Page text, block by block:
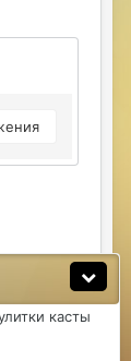
04/26 10:53 AM
26 11:33 AM
04/26 08:56 PM
касты